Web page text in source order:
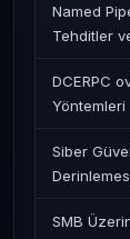
Named
Tehditler
DCERPC
Yöntemleri
Siber
SMB